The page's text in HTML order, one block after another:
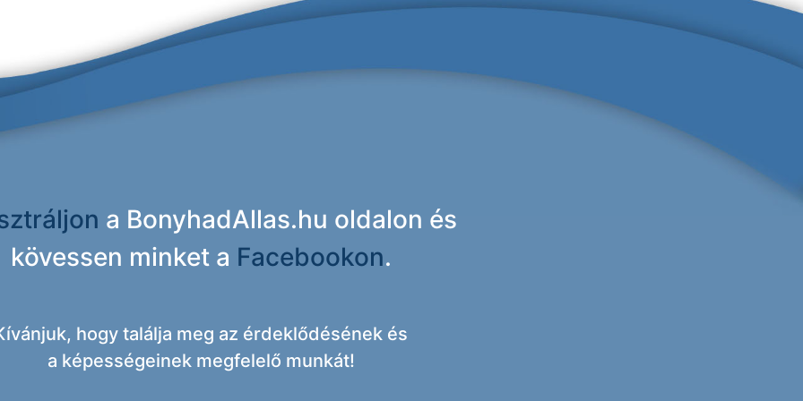
a BonyhadAllas.hu oldalon és
kövessen minket a Facebookon.
hogy találja meg az érdeklődésének és
a képességeinek megfelelő munkát!